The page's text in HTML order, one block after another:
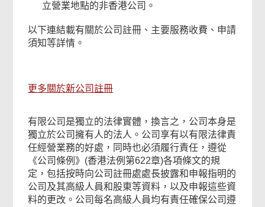
立營業地點的非香港公司。
以下連結載有關於公司註冊、主要服務收費、申請
須知等詳情。
更多關於新公司註冊
有限公司是獨立的法律實體，換言之，公司本身是
獨立於公司擁有人的法人。公司享有以有限法律責
任經營業務的好處，同時也必須履行責任，遵從
《公司條例》(香港法例第622章)各項條文的規
定，包括按時向公司註冊處處長披露和申報指明的
公司及其高級人員和股東等資料，以及申報這些資
料的更改。公司每名高級人員均有責任確保公司遵